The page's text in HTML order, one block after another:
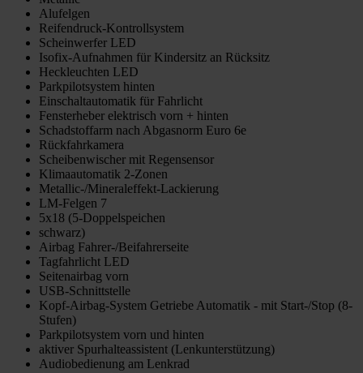
Alufelgen
Reifendruck-Kontrollsystem
Scheinwerfer LED
Isofix-Aufnahmen für Kindersitz an Rücksitz
Heckleuchten LED
Parkpilotsystem hinten
Einschaltautomatik für Fahrlicht
Fensterheber elektrisch vorn + hinten
Schadstoffarm nach Abgasnorm Euro 6e
Rückfahrkamera
Scheibenwischer mit Regensensor
Klimaautomatik 2-Zonen
Metallic-/Mineraleffekt-Lackierung
LM-Felgen 7
5x18 (5-Doppelspeichen
schwarz)
Airbag Fahrer-/Beifahrerseite
Tagfahrlicht LED
Seitenairbag vorn
USB-Schnittstelle
Kopf-Airbag-System Getriebe Automatik - mit Start-/Stop (8-
Stufen)
Parkpilotsystem vorn und hinten
aktiver Spurhalteassistent (Lenkunterstützung)
Audiobedienung am Lenkrad